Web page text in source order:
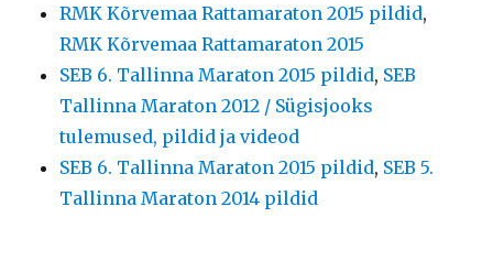
RMK Kõrvemaa Rattamaraton 2015 pildid,
RMK Kõrvemaa Rattamaraton 2015
SEB 6. Tallinna Maraton 2015 pildid, SEB
Tallinna Maraton 2012 / Sügisjooks
tulemused, pildid ja videod
SEB 6. Tallinna Maraton 2015 pildid, SEB 5.
Tallinna Maraton 2014 pildid